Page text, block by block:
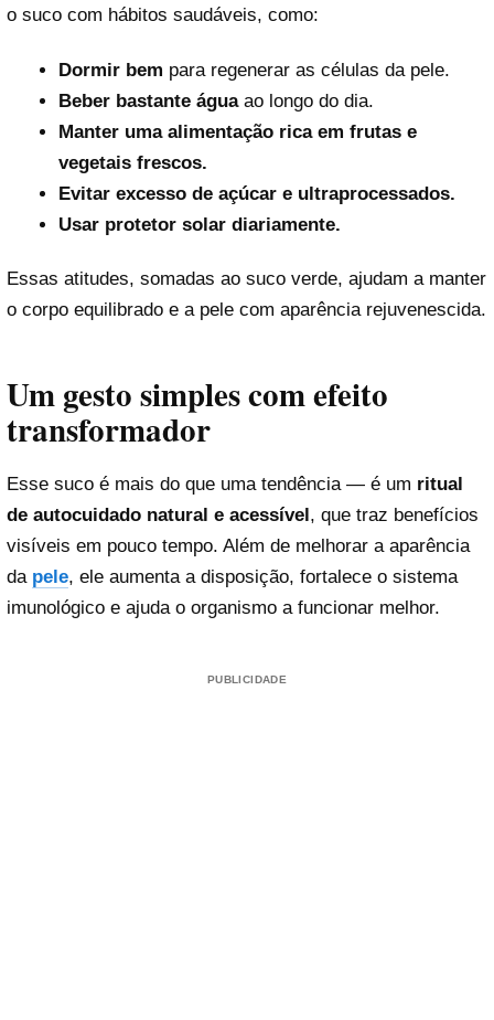
o suco com hábitos saudáveis, como:
Dormir bem para regenerar as células da pele.
Beber bastante águaao longo do dia.
Manter uma alimentação rica em frutas e
vegetais frescos.
Evitar excesso de açúcar e ultraprocessados.
Usar protetor solar diariamente.
Essas atitudes, somadas ao suco verde, ajudam a manter
o corpo equilibrado e a pele com aparência rejuvenescida.
Um gesto simples com efeito
transformador
Esse suco é mais do que uma tendência — é um ritual
de autocuidado natural e acessível , que traz benefícios
visíveis em pouco tempo. Além de melhorar a aparência
da pele, ele aumenta a disposição, fortalece o sistema
imunológico e ajuda o organismo a funcionar melhor.
PUBLICIDADE